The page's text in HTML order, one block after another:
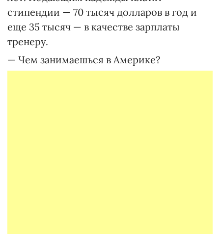
стипендии — 70 тысяч долларов в год и
еще 35 тысяч — в качестве зарплаты
тренеру.
— Чем занимаешься в Америке?